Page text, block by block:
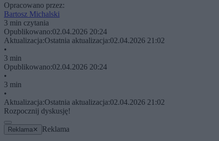
Opracowano przez:
Bartosz Michalski
3 min czytania
Opublikowano:02.04.2026 20:24
Aktualizacja:Ostatnia aktualizacja:02.04.2026 21:02
•
3 min
Opublikowano:02.04.2026 20:24
•
3 min
•
Aktualizacja:Ostatnia aktualizacja:02.04.2026 21:02
Rozpocznij dyskusję!
Reklama ✕ Reklama